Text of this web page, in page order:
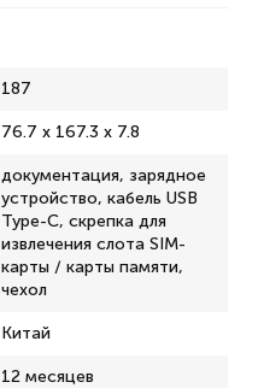
187
76.7 х 167.3 х 7.8
документация, зарядное
устройство, кабель USB
Type-C, скрепка для
извлечения слота SIM-
карты / карты памяти,
чехол
Китай
12 месяцев